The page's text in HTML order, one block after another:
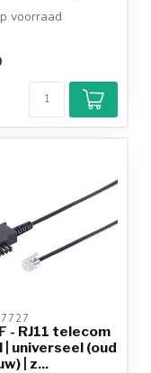
voorraad
- RJ11 telecom
| universeel (oud
| z...